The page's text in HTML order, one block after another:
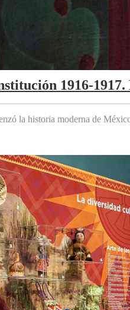
1916-
la historia moderna de